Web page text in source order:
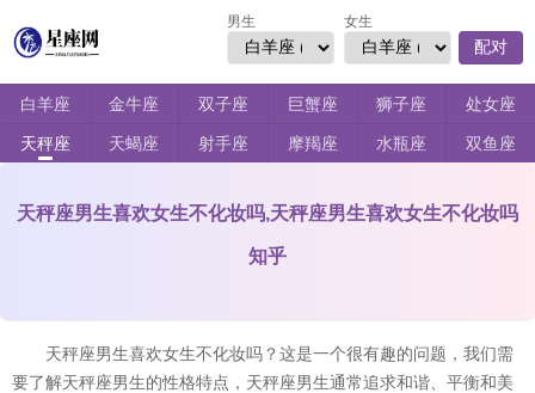
男生 女生
配对
白羊座 金牛座 双子座 巨蟹座 狮子座 处女座
天秤座 天蝎座 射手座 摩羯座 水瓶座 双鱼座
天秤座男生喜欢女生不化妆吗,天秤座男生喜欢女生不化妆吗
知乎
天秤座男生喜欢女生不化妆吗？这是一个很有趣的问题，我们需
要了解天秤座男生的性格特点，天秤座男生通常追求和谐、平衡和美